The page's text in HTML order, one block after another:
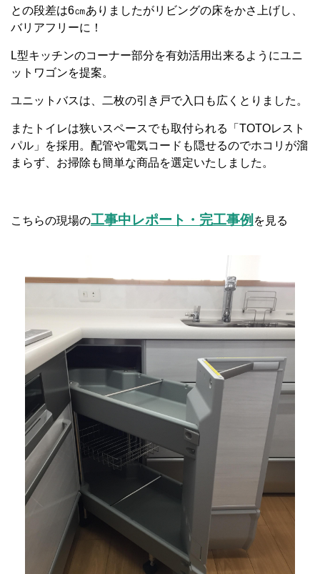
との段差は6㎝ありましたがリビングの床をかさ上げし、
バリアフリーに！
L型キッチンのコーナー部分を有効活用出来るようにユニ
ットワゴンを提案。
ユニットバスは、二枚の引き戸で入口も広くとりました。
またトイレは狭いスペースでも取付られる「TOTOレスト
パル」を採用。配管や電気コードも隠せるのでホコリが溜
まらず、お掃除も簡単な商品を選定いたしました。
こちらの現場の工事中レポート・完工事例 を見る